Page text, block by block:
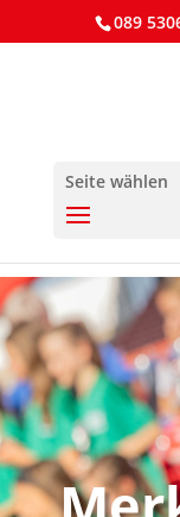
089
Seite wählen